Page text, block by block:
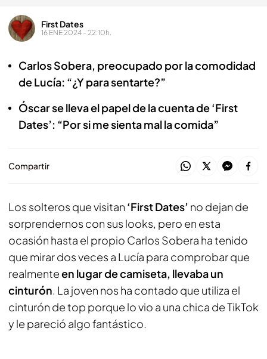
First Dates
16 ENE 2024 - 22:10h.
Carlos Sobera, preocupado por la comodidad
de Lucía: “¿Y para sentarte?”
Óscar se lleva el papel de la cuenta de ‘First
Dates’: “Por si me sienta mal la comida”
Compartir
Los solteros que visitan ‘First Dates’ no dejan de
sorprendernos con sus looks, pero en esta
ocasión hasta el propio Carlos Sobera ha tenido
que mirar dos veces a Lucía para comprobar que
realmenteen lugar de camiseta, llevaba un
cinturón. La joven nos ha contado que utiliza el
cinturón de top porque lo vio a una chica de TikTok
y le pareció algo fantástico.